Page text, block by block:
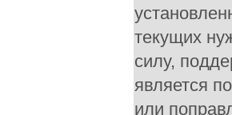
текущих
силу,
является
или